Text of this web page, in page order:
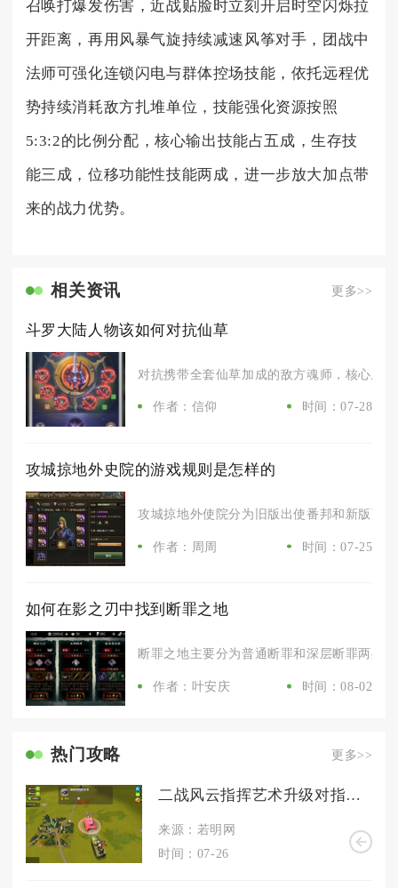
召唤打爆发伤害，近战贴脸时立刻开启时空闪烁拉
开距离，再用风暴气旋持续减速风筝对手，团战中
法师可强化连锁闪电与群体控场技能，依托远程优
势持续消耗敌方扎堆单位，技能强化资源按照
5:3:2的比例分配，核心输出技能占五成，生存技
能三成，位移功能性技能两成，进一步放大加点带
来的战力优势。
相关资讯 更多>>
斗罗大陆人物该如何对抗仙草
对抗携带全套仙草加成的敌方魂师，核心思
作者：信仰 时间：07-28
攻城掠地外史院的游戏规则是怎样的
攻城掠地外使院分为旧版出使番邦和新版万
作者：周周 时间：07-25
如何在影之刃中找到断罪之地
断罪之地主要分为普通断罪和深层断罪两处
作者：叶安庆 时间：08-02
热门攻略 更多>>
二战风云指挥艺术升级对指挥官素质有何要求
来源：若明网
时间：07-26